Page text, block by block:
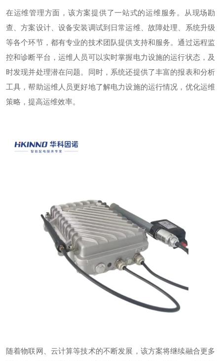
在运维管理方面，该方案提供了一站式的运维服务。从现场勘
查、方案设计、设备安装调试到日常运维、故障处理、系统升级
等各个环节，都有专业的技术团队提供支持和服务。通过远程监
控和诊断平台，运维人员可以实时掌握电力设施的运行状态，及
时发现并处理潜在问题。同时，系统还提供了丰富的报表和分析
工具，帮助运维人员更好地了解电力设施的运行情况，优化运维
策略，提高运维效率。
随着物联网、云计算等技术的不断发展，该方案将继续融合更多